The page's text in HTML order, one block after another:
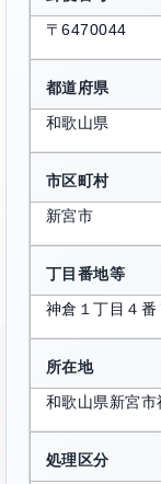
〒6470044
都道府県
和歌山県
市区町村
新宮市
丁目番地等
神倉１丁目４
所在地
和歌山県新宮
処理区分